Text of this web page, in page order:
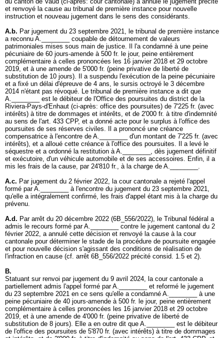
et renvoyé la cause au tribunal de première instance pour nouvelle
instruction et nouveau jugement dans le sens des considérants.
A.b. Par jugement du 23 septembre 2021, le tribunal de première instance
a reconnu A.________ coupable de détournement de valeurs
patrimoniales mises sous main de justice. Il l'a condamné à une peine
pécuniaire de 60 jours-amende à 500 fr. le jour, peine entièrement
complémentaire à celles prononcées les 16 janvier 2018 et 29 octobre
2019, et à une amende de 5'000 fr. (peine privative de liberté de
substitution de 10 jours). Il a suspendu l'exécution de la peine pécuniaire
et a fixé un délai d'épreuve de 4 ans, le sursis octroyé le 3 décembre
2014 n'étant pas révoqué. Le tribunal de première instance a dit que
A.________ est le débiteur de l'Office des poursuites du district de la
Riviera-Pays-d'Enhaut (ci-après: office des poursuites) de 7'225 fr. (avec
intérêts) à titre de dommages et intérêts, et de 2'000 fr. à titre d'indemnité
au sens de l'art. 433 CPP, et a donné acte pour le surplus à l'office des
poursuites de ses réserves civiles. Il a prononcé une créance
compensatrice à l'encontre de A.________ d'un montant de 7'225 fr. (avec
intérêts), et a alloué cette créance à l'office des poursuites. Il a levé le
séquestre et a ordonné la restitution à A.________, dès jugement définitif
et exécutoire, d'un véhicule automobile et de ses accessoires. Enfin, il a
mis les frais de la cause, par 24'810 fr., à la charge de A.________.
A.c. Par jugement du 2 février 2022, la cour cantonale a rejeté l'appel
formé par A.________ à l'encontre du jugement du 23 septembre 2021,
qu'elle a intégralement confirmé, les frais d'appel étant mis à la charge du
prévenu.
A.d. Par arrêt du 20 décembre 2022 (6B_556/2022), le Tribunal fédéral a
admis le recours formé par A.________ contre le jugement cantonal du 2
février 2022, a annulé cette décision et renvoyé la cause à la cour
cantonale pour déterminer le stade de la procédure de poursuite engagée
et pour nouvelle décision s'agissant des conditions de réalisation de
l'infraction en cause (cf. arrêt 6B_556/2022 précité consid. 1.5 et 2).
B.
Statuant sur renvoi par jugement du 9 avril 2024, la cour cantonale a
partiellement admis l'appel formé par A.________ et reformé le jugement
du 23 septembre 2021 en ce sens qu'elle a condamné A.________ à une
peine pécuniaire de 40 jours-amende à 500 fr. le jour, peine entièrement
complémentaire à celles prononcées les 16 janvier 2018 et 29 octobre
2019, et à une amende de 4'000 fr. (peine privative de liberté de
substitution de 8 jours). Elle a en outre dit que A.________ est le débiteur
de l'office des poursuites de 5'870 fr. (avec intérêts) à titre de dommages